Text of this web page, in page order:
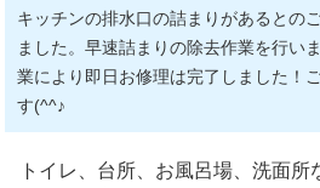
キッチンの排水口の詰まりがあるとの
ました。早速詰まりの除去作業を行い
業により即日お修理は完了しました！
す(^^♪
トイレ、台所、お風呂場、洗面